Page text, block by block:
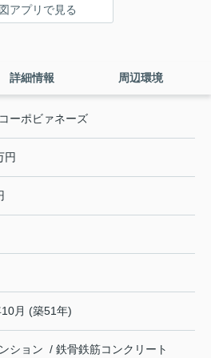
アプリで見る
詳細情報 周辺環境
ーポビァネーズ
円
月 (築51年)
ション / 鉄骨鉄筋コンクリート